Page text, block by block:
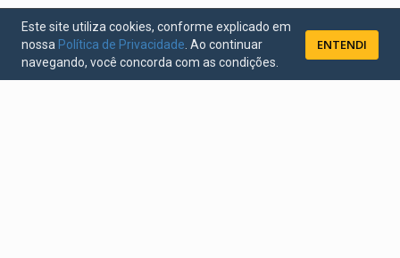
Este site utiliza cookies, conforme explicado em
nossa Política de Privacidade . Ao continuar
navegando, você concorda com as condições.
ENTENDI